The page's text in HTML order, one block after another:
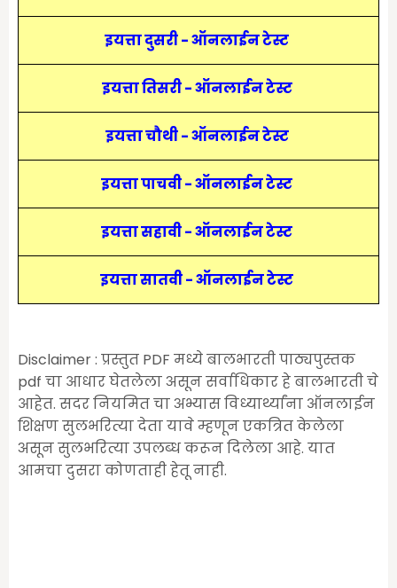
इयत्ता दुसरी - ऑनलाईन टेस्ट
इयत्ता तिसरी - ऑनलाईन टेस्ट
इयत्ता चौथी - ऑनलाईन टेस्ट
इयत्ता पाचवी - ऑनलाईन टेस्ट
इयत्ता सहावी - ऑनलाईन टेस्ट
इयत्ता सातवी - ऑनलाईन टेस्ट
Disclaimer : प्रस्तुत PDF मध्ये बालभारती पाठ्यपुस्तक
pdf चा आधार घेतलेला असून सर्वाधिकार हे बालभारती चे
आहेत. सदर नियमित चा अभ्यास विध्यार्थ्यांना ऑनलाईन
शिक्षण सुलभरित्या देता यावे म्हणून एकत्रित केलेला
असून सुलभरित्या उपलब्ध करून दिलेला आहे. यात
आमचा दुसरा कोणताही हेतू नाही.